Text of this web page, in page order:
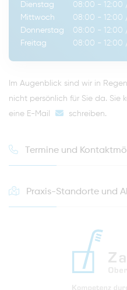
Dienstag
08:00 - 12:00
Mittwoch
08:00 - 12:00
Donnerstag
08:00 - 12:00
Freitag
08:00 - 12:00
Im Augenblick sind wir in
nicht persönlich für Sie da. Sie
eine E-Mail
schreiben.
Termine und
info@zahnaerzte-in-
Praxis-Standorte und